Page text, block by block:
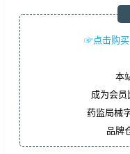
☞点击购买
本
成为会员
药监局械
品牌